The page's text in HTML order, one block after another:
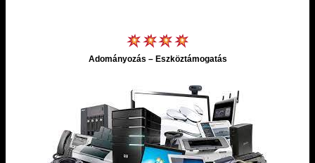
Adományozás – Eszköztámogatás